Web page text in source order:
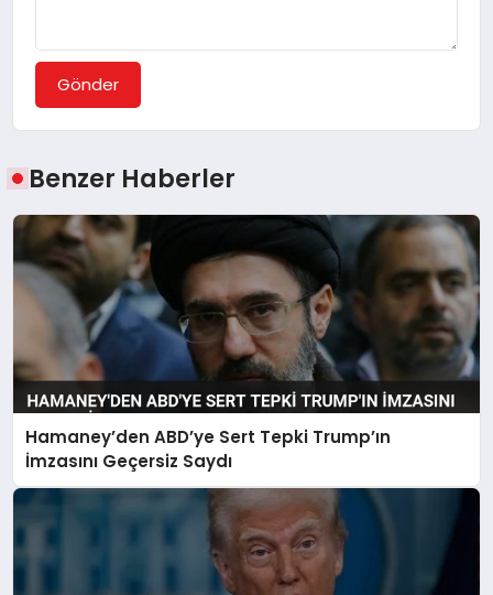
Gönder
Benzer Haberler
Hamaney’den ABD’ye Sert Tepki Trump’ın
İmzasını Geçersiz Saydı